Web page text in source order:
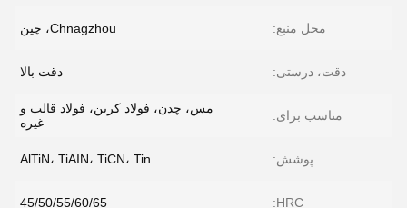
محل منبع: Chnagzhou، چین
دقت، درستی: دقت بالا
مناسب برای:
مس، چدن، فولاد کربن، فولاد قالب و
غیره
پوشش: AlTiN، TiAIN، TiCN، Tin
HRC:
45/50/55/60/65